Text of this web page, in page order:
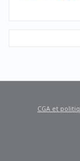
CGA et